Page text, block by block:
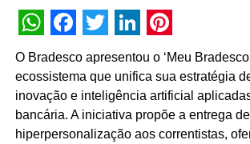
NÃO PERCA
Bob’s lança miniaturas inspiradas
WhatsApp
Facebook
Twitter
LinkedIn
Pinterest
O Bradesco apresentou o ‘Meu
ecossistema que unifica sua estratégia
inovação e inteligência artificial
bancária. A iniciativa propõe a entrega de
hiperpersonalização aos correntistas,